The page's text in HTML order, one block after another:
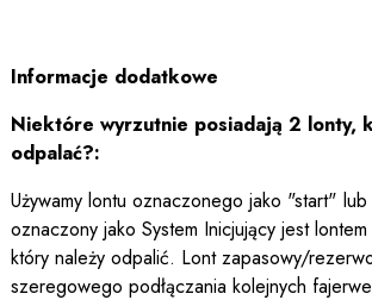
Informacje dodatkowe
Niektóre wyrzutnie posiadają 2 lonty,
odpalać?:
Używamy lontu oznaczonego jako "start"
oznaczony jako System Inicjujący jest
który należy odpalić. Lont zapasowy/
szeregowego podłączania kolejnych